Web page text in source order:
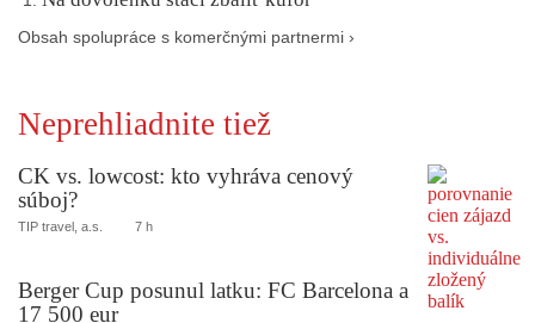
Obsah spolupráce s komerčnými partnermi ›
Neprehliadnite tiež
CK vs. lowcost: kto vyhráva cenový
súboj?
TIP travel, a.s. 7 h
Berger Cup posunul latku: FC Barcelona a
17 500 eur